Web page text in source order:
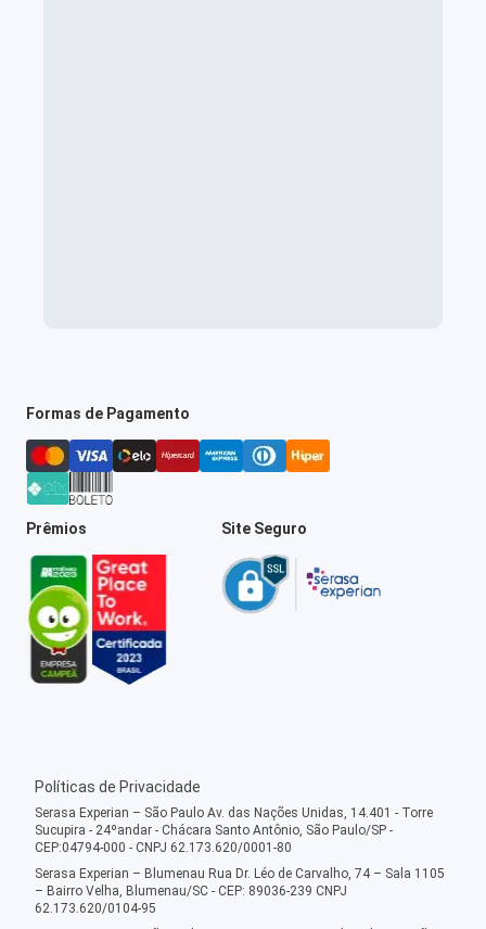
Formas de Pagamento
Prêmios Site Seguro
Políticas de Privacidade
Serasa Experian – São Paulo Av. das Nações Unidas, 14.401 - Torre
Sucupira - 24ºandar - Chácara Santo Antônio, São Paulo/SP -
CEP:04794-000 - CNPJ 62.173.620/0001-80
Serasa Experian – Blumenau Rua Dr. Léo de Carvalho, 74 – Sala 1105
– Bairro Velha, Blumenau/SC - CEP: 89036-239 CNPJ
62.173.620/0104-95